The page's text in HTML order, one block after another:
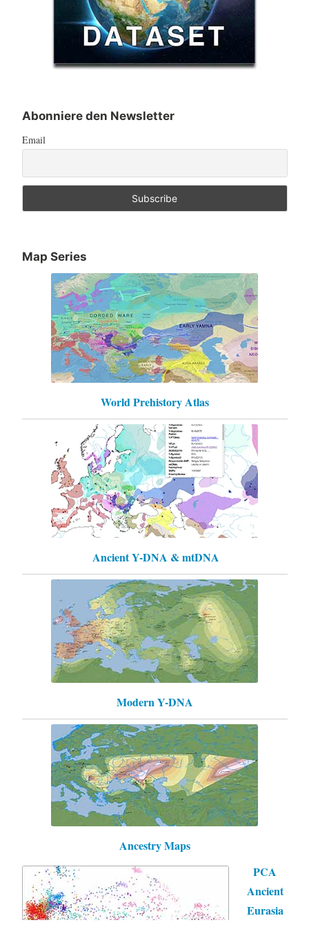
Abonniere den Newsletter
Email
Map Series
World Prehistory Atlas
Ancient Y-DNA & mtDNA
Modern Y-DNA
Ancestry Maps
PCA
Ancient
Eurasia